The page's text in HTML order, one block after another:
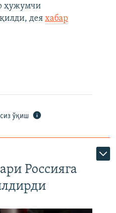
ҳужумчи
дея хабар
ўқиш
Россияга